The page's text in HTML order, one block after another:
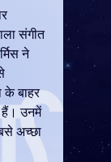
संगीत
ने
के बाहर
हैं। उनमें
अच्छा